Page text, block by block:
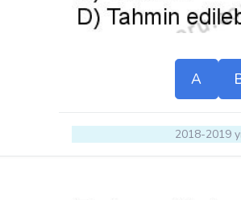
A
2018-2019